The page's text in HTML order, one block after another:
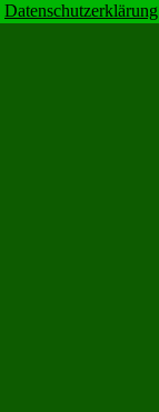
Datenschutzerklärung